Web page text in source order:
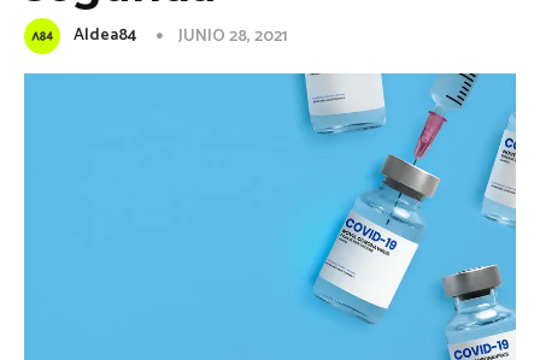
Aldea84 JUNIO 28, 2021